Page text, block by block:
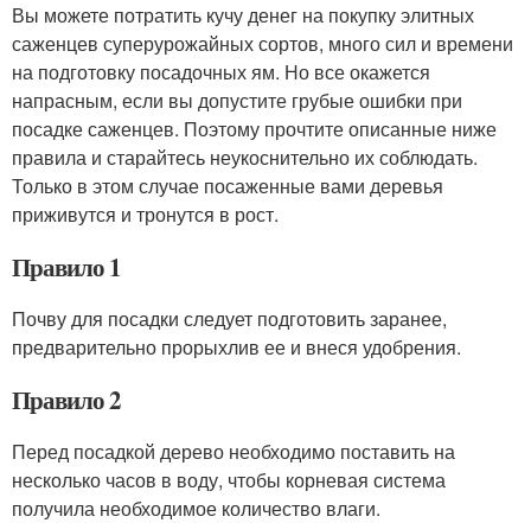
Вы можете потратить кучу денег на покупку элитных
саженцев суперурожайных сортов, много сил и времени
на подготовку посадочных ям. Но все окажется
напрасным, если вы допустите грубые ошибки при
посадке саженцев. Поэтому прочтите описанные ниже
правила и старайтесь неукоснительно их соблюдать.
Только в этом случае посаженные вами деревья
приживутся и тронутся в рост.
Правило 1
Почву для посадки следует подготовить заранее,
предварительно прорыхлив ее и внеся удобрения.
Правило 2
Перед посадкой дерево необходимо поставить на
несколько часов в воду, чтобы корневая система
получила необходимое количество влаги.